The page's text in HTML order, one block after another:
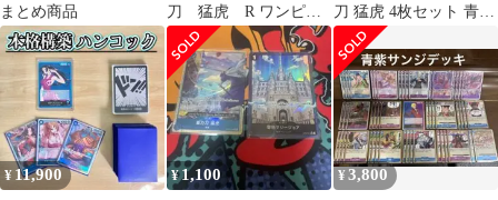
まとめ商品
刀 猛虎 R ワンピー
スカードゲーム
刀 猛虎 4枚セット 青デ
ッキ強化パーツ
¥ 11,900 ¥ 1,100 ¥3,800